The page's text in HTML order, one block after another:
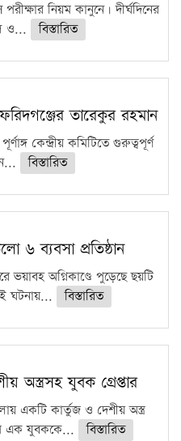
নিয়ম কানুনে। দীর্ঘদিনের
ও...
বিস্তারিত
তারেকুর রহমান
কেন্দ্রীয় কমিটিতে গুরুত্বপূর্ণ
বিস্তারিত
৬ ব্যবসা প্রতিষ্ঠান
ভয়াবহ অগ্নিকাণ্ডে পুড়েছে ছয়টি
ঘটনায়...
বিস্তারিত
অস্ত্রসহ যুবক গ্রেপ্তার
একটি কার্তুজ ও দেশীয় অস্ত্র
এক যুবককে...
বিস্তারিত